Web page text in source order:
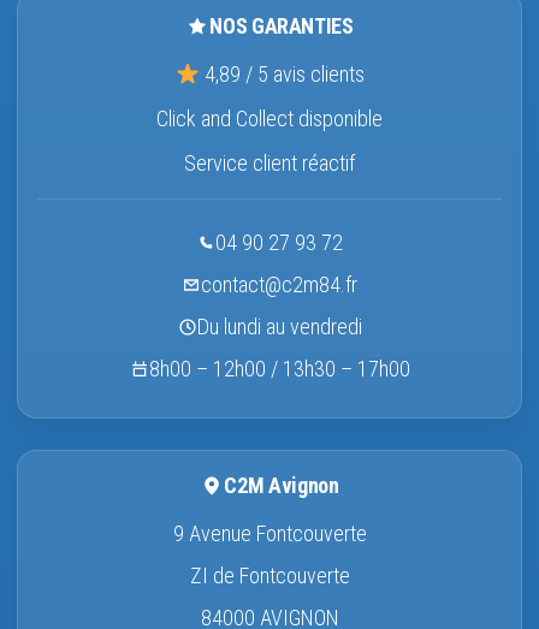
NOS GARANTIES
4,89 / 5 avis clients
Click and Collect disponible
Service client réactif
04 90 27 93 72
contact@c2m84.fr
Du lundi au vendredi
8h00 – 12h00 / 13h30 – 17h00
C2M Avignon
9 Avenue Fontcouverte
ZI de Fontcouverte
84000 AVIGNON